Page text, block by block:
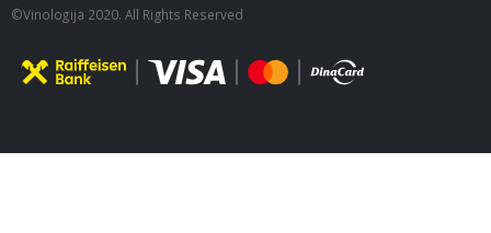
©Vinologija 2020. All Rights Reserved